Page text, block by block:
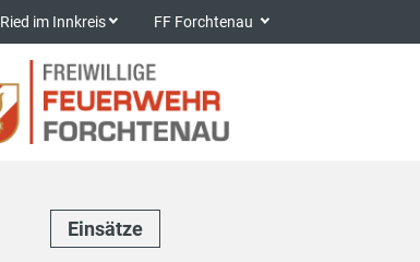
Ried im Innkreis FF Forchtenau
Einsätze